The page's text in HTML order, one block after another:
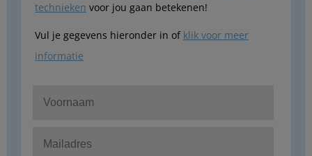
technieken voor jou gaan betekenen!
Vul je gegevens hieronder in of klik voor meer
informatie